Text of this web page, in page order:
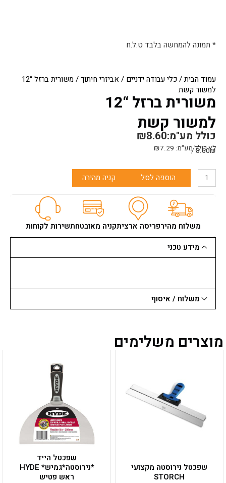
עמוד הבית/כלי עבודה ידניים / אביזרי חיתוך
/ משורית ברזל “12
למשור קשת
משורית ברזל “12
למשור קשת
₪8.60כולל מע"מ:
לא כולל מע״מ: ₪7.29
8.60₪ /
כמות
למשור
הוספה לסל קניה מהירה
משלוח מהירפריסה ארציתקניה מאובטחתשירות לקוחות
מידע טכני
משלוח / איסוף
* תמונה להמחשה בלבד ט.ל.ח
מוצרים משלימים
שפכטל נירוסטה מקצועי
STORCH
סוגים.
ניתן
שפכטל הייד
*נירוסטה*גמיש* HYDE
ראש פטיש
זה
יש
מספר
סוגים.
ניתן
לבחור
את
האפשרויות
המוצר